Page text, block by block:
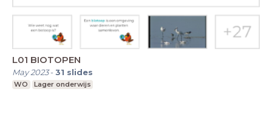
L01 BIOTOPEN
May 2023-31 slides
WO Lager onderwijs